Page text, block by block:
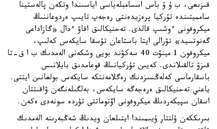
قىزىعى، ب ۇ ۇ باس اسسامبلەياسى اياسىندا وتكەن پالەستينا
سامميتىندە تۇركيا پرەزيدەنتى رەجەپ تايىپ ەردوعاننىڭ
ميكروفونى ءوشىپ قالدى. تەحنيكالىق اقاۋ ءدال «گازاداعى
گەنوتسيد» تۋرالى ايتا باستاعان تۇسقا سايكەس كەلىپ،
ميكروفون 1 مينۋت 40 سەكۋند بويى وشكەنى الەمدىك ب ا ق-تا
قىزۋ تالقىلاندى. كەيىن تۇركيانىڭ قوعامدىق بايلانىس
باسقارماسى كەلەڭسىزدىك رەگلامەنتكە سايكەس بولعانىن ايتتى.
ياعني تەحنيكالىق ەرەجەگە سايكەس، بەلگىلەنگەن ۋاقىتتان
اسقان سپيكەردىڭ ميكروفونى اۆتوماتتى تۇردە سونەدى ەكەن.
بىرىككەن ۇلتتار ۇيىمىندا ايتىلعان ويدىڭ شەڭبەرىنە الەمدىك